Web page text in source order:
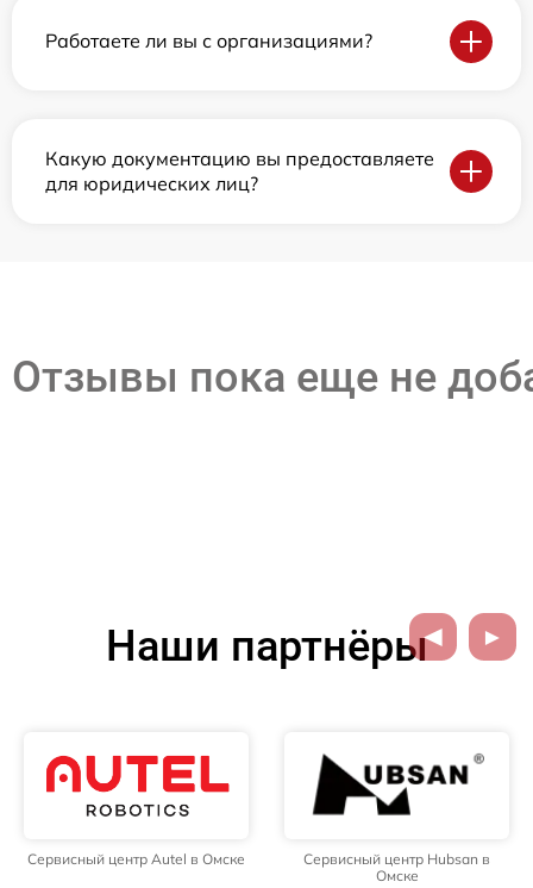
Работаете ли вы с организациями?
Какую документацию вы предоставляете
для юридических лиц?
Отзывы пока еще не
Наши партнёры
Сервисный центр Autel в Омске
Сервисный центр Hubsan в
Омске